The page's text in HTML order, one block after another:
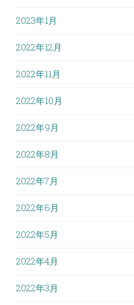
2023年1月
2022年12月
2022年11月
2022年10月
2022年9月
2022年8月
2022年7月
2022年6月
2022年5月
2022年4月
2022年3月